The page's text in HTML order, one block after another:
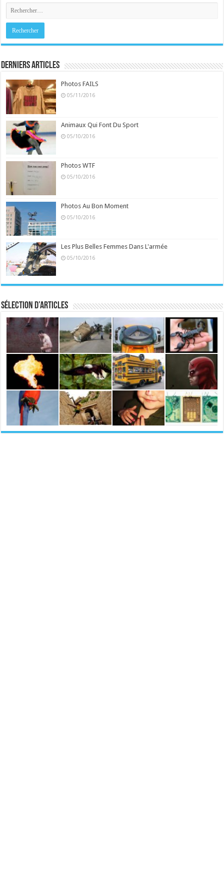
Derniers Articles
Photos FAILS
05/11/2016
Animaux Qui Font Du Sport
05/10/2016
Photos WTF
05/10/2016
Photos Au Bon Moment
05/10/2016
Les Plus Belles Femmes Dans L'armée
05/10/2016
Sélection d’articles